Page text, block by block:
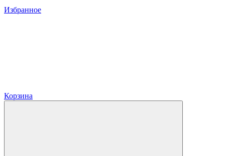
Избранное
Корзина